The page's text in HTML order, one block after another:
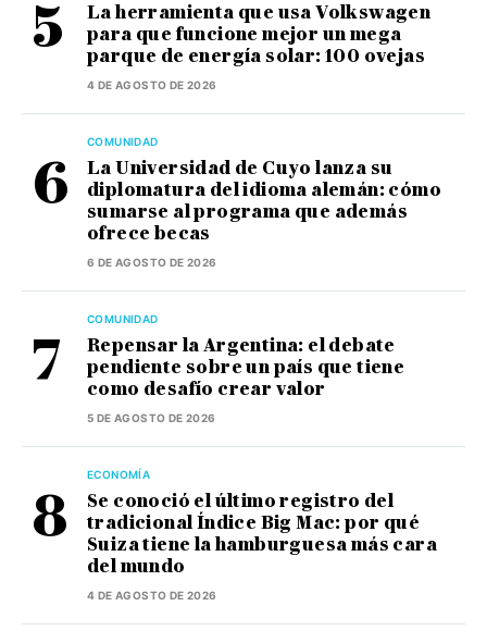
La herramienta que usa Volkswagen
para que funcione mejor un mega
parque de energía solar: 100 ovejas
4 DE AGOSTO DE 2026
COMUNIDAD
La Universidad de Cuyo lanza su
diplomatura del idioma alemán: cómo
sumarse al programa que además
ofrece becas
6 DE AGOSTO DE 2026
COMUNIDAD
Repensar la Argentina: el debate
pendiente sobre un país que tiene
como desafío crear valor
5 DE AGOSTO DE 2026
ECONOMÍA
Se conoció el último registro del
tradicional Índice Big Mac: por qué
Suiza tiene la hamburguesa más cara
del mundo
4 DE AGOSTO DE 2026